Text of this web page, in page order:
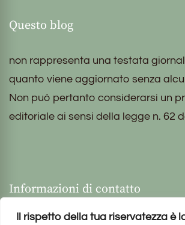
Il rispetto della tua riservatezza è
Questo blog
non rappresenta una testata
quanto viene aggiornato senza
Non può pertanto considerarsi un
editoriale ai sensi della legge n. 62
Informazioni di contatto